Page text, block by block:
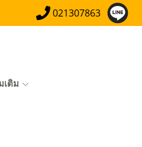
021307863
เติม